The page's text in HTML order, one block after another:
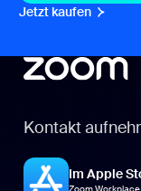
Jetzt kaufen
Kontakt
Im Apple
Zoom